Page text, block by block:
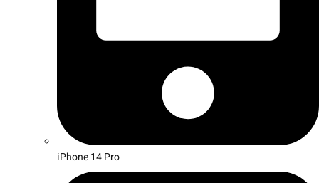
iPhone 14 Pro